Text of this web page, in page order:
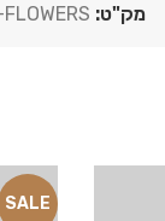
מק"ט:
SALE